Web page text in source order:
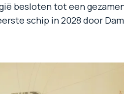
besloten tot een
schip in 2028 door